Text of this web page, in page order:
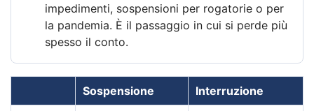
impedimenti, sospensioni per rogatorie o per
la pandemia. È il passaggio in cui si perde più
spesso il conto.
Sospensione Interruzione